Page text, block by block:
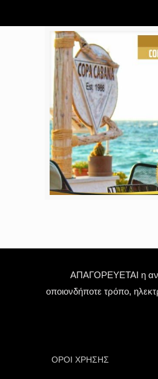
ΑΠΑΓΟΡΕΥΕΤΑΙ η
οποιονδήποτε τρόπο,
ΟΡΟΙ ΧΡΗΣΗΣ